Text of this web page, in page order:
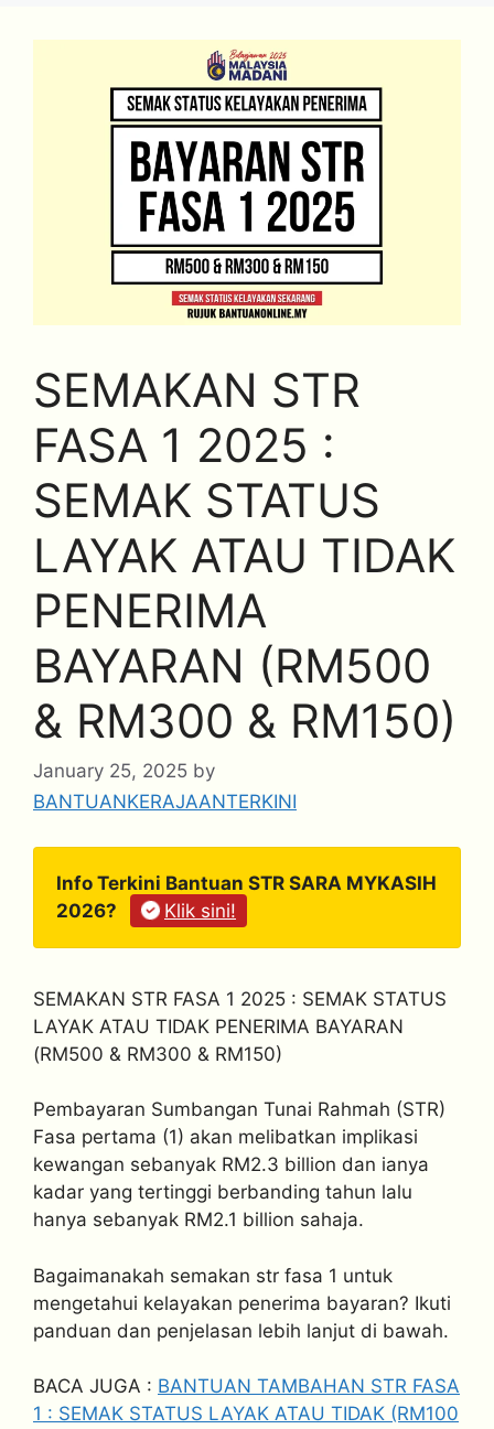
SEMAKAN STR
FASA 1 2025 :
SEMAK STATUS
LAYAK ATAU TIDAK
PENERIMA
BAYARAN (RM500
& RM300 & RM150)
January 25, 2025 by
BANTUANKERAJAANTERKINI
Info Terkini Bantuan STR SARA MYKASIH
2026?
Klik sini!
SEMAKAN STR FASA 1 2025 : SEMAK STATUS
LAYAK ATAU TIDAK PENERIMA BAYARAN
(RM500 & RM300 & RM150)
Pembayaran Sumbangan Tunai Rahmah (STR)
Fasa pertama (1) akan melibatkan implikasi
kewangan sebanyak RM2.3 billion dan ianya
kadar yang tertinggi berbanding tahun lalu
hanya sebanyak RM2.1 billion sahaja.
Bagaimanakah semakan str fasa 1 untuk
mengetahui kelayakan penerima bayaran? Ikuti
panduan dan penjelasan lebih lanjut di bawah.
BACA JUGA : BANTUAN TAMBAHAN STR FASA
1 : SEMAK STATUS LAYAK ATAU TIDAK (RM100